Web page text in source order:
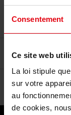
Consentement
Ce site web
La loi stipule
sur votre
au
de cookies,
Tri